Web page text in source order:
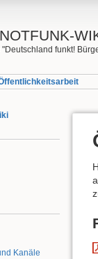
"Deutschland funkt!
Kanäle